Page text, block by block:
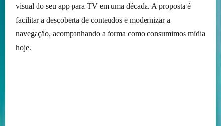
visual do seu app para TV em uma década. A proposta é
facilitar a descoberta de conteúdos e modernizar a
navegação, acompanhando a forma como consumimos mídia
hoje.